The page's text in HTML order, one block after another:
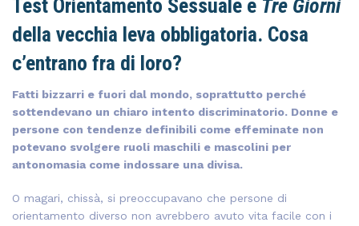
Test Orientamento Sessuale e Tre Giorni
della vecchia leva obbligatoria. Cosa
c’entrano fra di loro?
Fatti bizzarri e fuori dal mondo, soprattutto perché
sottendevano un chiaro intento discriminatorio. Donne e
persone con tendenze definibili come effeminate non
potevano svolgere ruoli maschili e mascolini per
antonomasia come indossare una divisa.
O magari, chissà, si preoccupavano che persone di
orientamento diverso non avrebbero avuto vita facile con i